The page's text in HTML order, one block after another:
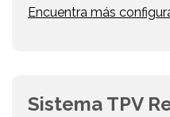
Encuentra más
Sistema TPV